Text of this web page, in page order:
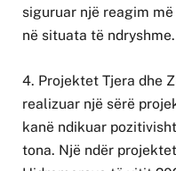
siguruar një reagim
në situata të ndryshme.
4. Projektet Tjera dhe
realizuar një sërë
kanë ndikuar
tona. Një ndër